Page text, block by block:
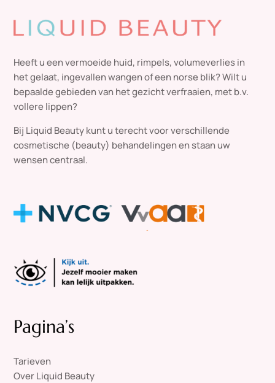
Heeft u een vermoeide huid, rimpels, volumeverlies in
het gelaat, ingevallen wangen of een norse blik? Wilt u
bepaalde gebieden van het gezicht verfraaien, met b.v.
vollere lippen?
Bij Liquid Beauty kunt u terecht voor verschillende
cosmetische (beauty) behandelingen en staan uw
wensen centraal.
Pagina’s
Tarieven
Over Liquid Beauty